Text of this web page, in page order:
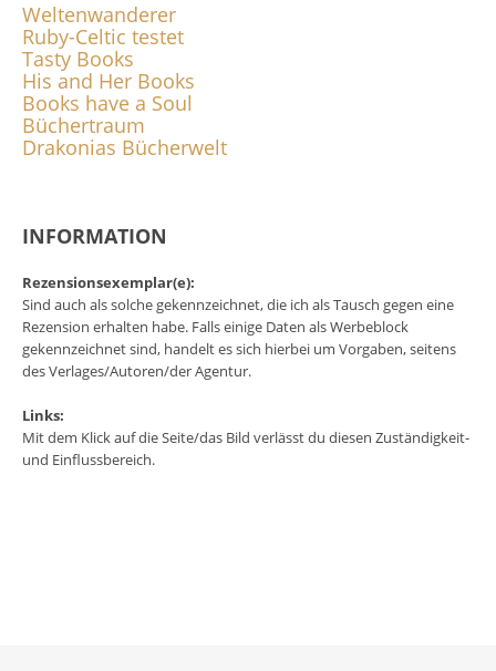
Weltenwanderer
Ruby-Celtic testet
Tasty Books
His and Her Books
Books have a Soul
Büchertraum
Drakonias Bücherwelt
INFORMATION
Rezensionsexemplar(e):
Sind auch als solche gekennzeichnet, die ich als Tausch gegen eine
Rezension erhalten habe. Falls einige Daten als Werbeblock
gekennzeichnet sind, handelt es sich hierbei um Vorgaben, seitens
des Verlages/Autoren/der Agentur.
Links:
Mit dem Klick auf die Seite/das Bild verlässt du diesen Zuständigkeit-
und Einflussbereich.